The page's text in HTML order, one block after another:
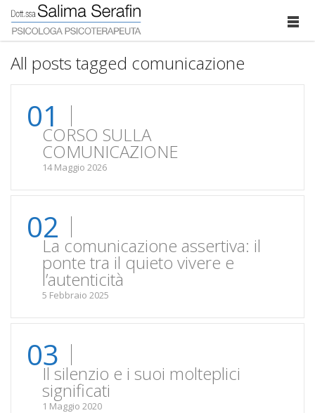
All posts tagged comunicazione
01CORSO SULLA
COMUNICAZIONE
14 Maggio 2026
02La comunicazione assertiva: il
ponte tra il quieto vivere e
l’autenticità
5 Febbraio 2025
03Il silenzio e i suoi molteplici
significati
1 Maggio 2020